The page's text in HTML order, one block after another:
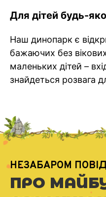
Для дітей будь-
Наш динопарк є
бажаючих без
маленьких дітей –
знайдеться розвага
НЕЗАБАРОМ
ПРО